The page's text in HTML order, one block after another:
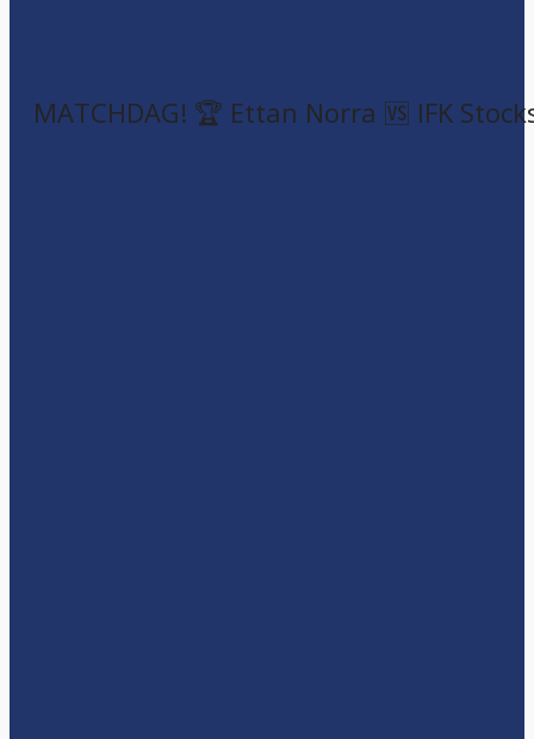
MATCHDAG! 🏆 Ettan Norra 🆚 IFK